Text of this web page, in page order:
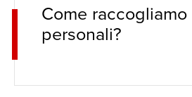
Come
personali?